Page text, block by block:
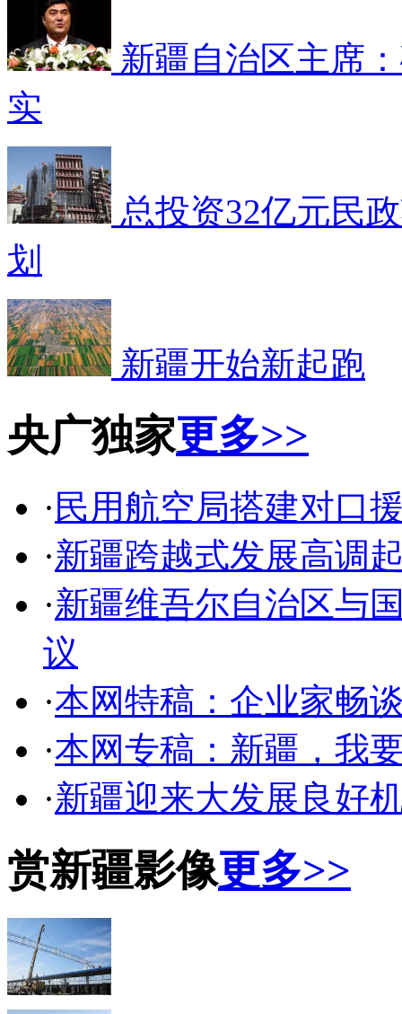
新疆自治区主席
实
总投资32亿元民
划
新疆开始新起跑
央广独家更多>>
· 民用航空局搭建对口
·新疆跨越式发展高调
·新疆维吾尔自治区与
议
·本网特稿：企业家畅
·本网专稿：新疆，我
·新疆迎来大发展良好
赏新疆影像更多>>